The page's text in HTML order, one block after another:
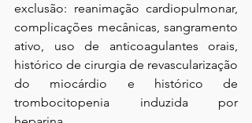
exclusão: reanimação cardiopulmonar,
complicações mecânicas, sangramento
ativo, uso de anticoagulantes orais,
histórico de cirurgia de revascularização
do miocárdio e histórico de
trombocitopenia induzida por